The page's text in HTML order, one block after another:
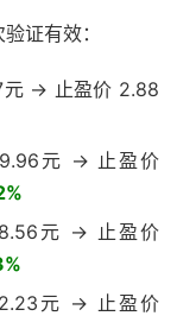
证有效：
→ 止盈价 2.88
元 → 止盈价
元 → 止盈价
元 → 止盈价